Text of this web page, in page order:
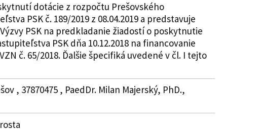
dotácie z rozpočtu Prešovského
PSK č. 189/2019 z 08.04.2019 a predstavuje
PSK na predkladanie žiadostí o poskytnutie
PSK dňa 10.12.2018 na financovanie
č. 65/2018. Ďalšie špecifiká uvedené v čl. I tejto
, 37870475 , PaedDr. Milan Majerský, PhD.,